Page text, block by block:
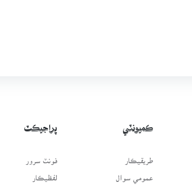
ڪميونٽي
طريقيڪار
عمومي سوال
پراجيڪٽ
فونٽ سرور
لفظيڪار